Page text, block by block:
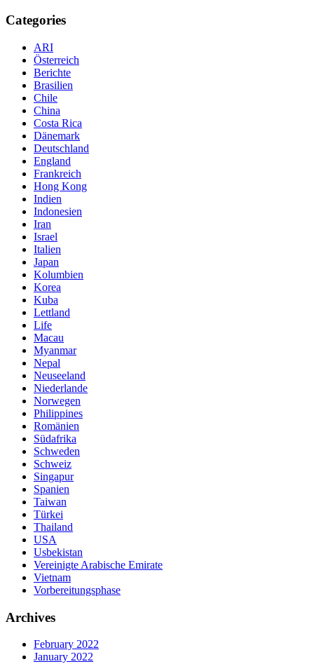
Categories
ARI
Österreich
Berichte
Brasilien
Chile
China
Costa Rica
Dänemark
Deutschland
England
Frankreich
Hong Kong
Indien
Indonesien
Iran
Israel
Italien
Japan
Kolumbien
Korea
Kuba
Lettland
Life
Macau
Myanmar
Nepal
Neuseeland
Niederlande
Norwegen
Philippines
Romänien
Südafrika
Schweden
Schweiz
Singapur
Spanien
Taiwan
Türkei
Thailand
USA
Usbekistan
Vereinigte Arabische Emirate
Vietnam
Vorbereitungsphase
Archives
February 2022
January 2022